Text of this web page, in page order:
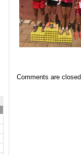
Comments are closed.